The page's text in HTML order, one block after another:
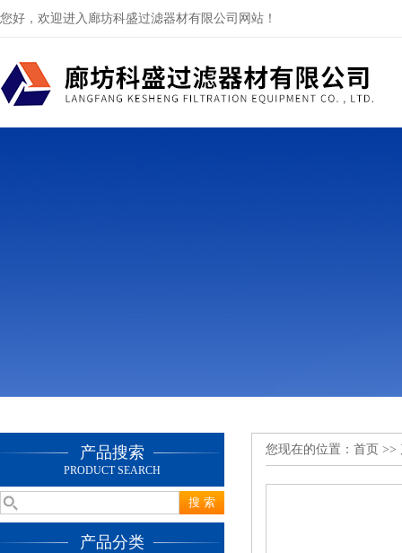
您好，欢迎进入廊坊科盛过滤器材有限公司网站！
产品搜索
PRODUCT SEARCH
产品分类
您现在的位置： 首页 >>